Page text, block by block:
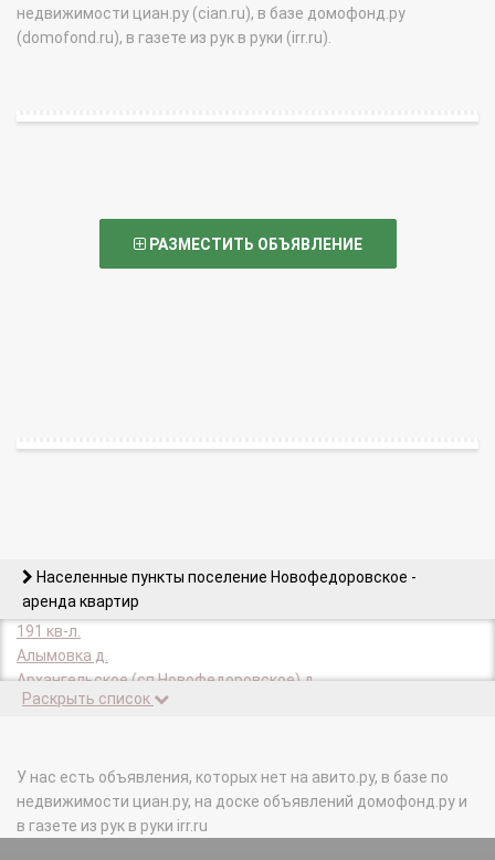
недвижимости циан.ру (cian.ru), в базе домофонд.ру
(domofond.ru), в газете из рук в руки (irr.ru).
РАЗМЕСТИТЬ ОБЪЯВЛЕНИЕ
Населенные пункты поселение Новофедоровское -
аренда квартир
191 кв-л.
Алымовка д.
Архангельское (сп Новофедоровское) д.
Белоусово д.
Зверево д.
Зосимова Пустынь п.
Игнатово д.
Раскрыть список
У нас есть объявления, которых нет на авито.ру, в базе по
недвижимости циан.ру, на доске объявлений домофонд.ру и
в газете из рук в руки irr.ru